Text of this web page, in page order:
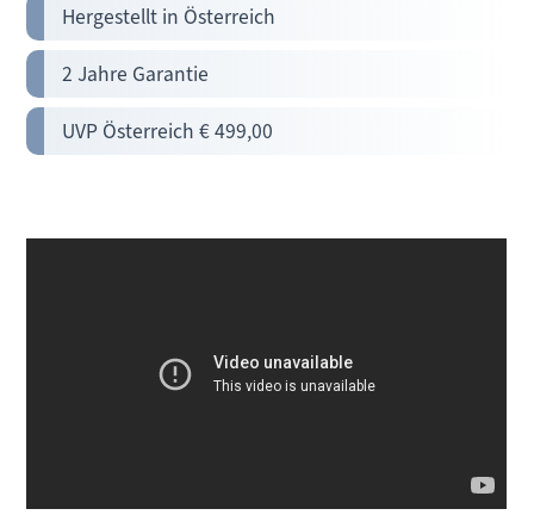
Hergestellt in Österreich
2 Jahre Garantie
UVP Österreich € 499,00